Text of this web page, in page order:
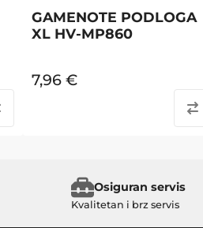
GAMENOTE PODLOGA
XL HV-MP860
7,96 €
Osiguran servis
Kvalitetan i brz servis